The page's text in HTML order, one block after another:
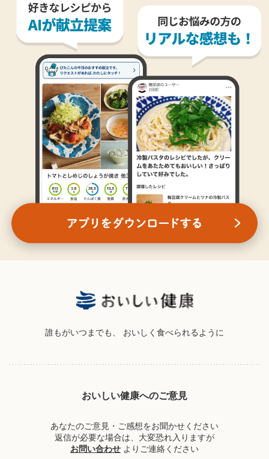
誰もがいつまでも、 おいしく食べられるように
おいしい健康へのご意見
あなたのご意見・ご感想をお聞かせください
返信が必要な場合は、大変恐れ入りますが
お問い合わせ よりご連絡ください